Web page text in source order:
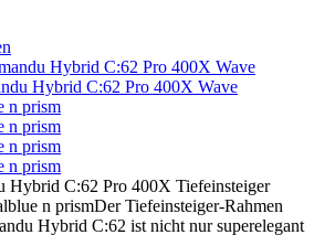
Hybrid C:62 Pro 400X Wave
n prism
n prism
n prism
n prism
Hybrid C:62 Pro 400X Tiefeinsteiger
n prismDer Tiefeinsteiger-Rahmen
Hybrid C:62 ist nicht nur superelegant